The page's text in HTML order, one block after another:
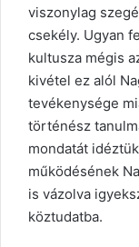
viszonylag
csekély. Ugyan
kultusza mégis
kivétel ez alól
tevékenysége
történész
mondatát
működésének
is vázolva
köztudatba.